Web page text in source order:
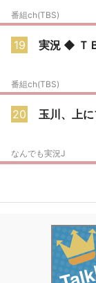
番組ch(TBS)
19 実況 ◆ Ｔ
番組ch(TBS)
20 玉川、上
なんでも実況J